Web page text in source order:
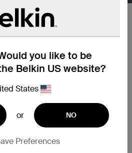
you like to be
Belkin US website?
States
or NO
Preferences